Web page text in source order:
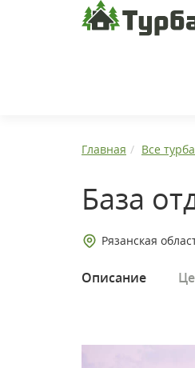
Главная Все
База
Рязанская
Описание